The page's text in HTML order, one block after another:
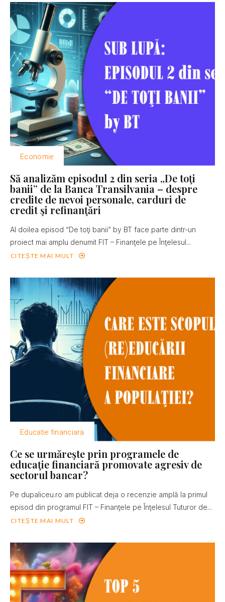
Economie
Să analizăm episodul 2 din seria „De toţi
banii” de la Banca Transilvania – despre
credite de nevoi personale, carduri de
credit şi refinanţări
Al doilea episod “De toţi banii” by BT face parte dintr-un
proiect mai amplu denumit FIT – Finanţele pe Înţelesul...
CITEȘTE MAI MULT
Educatie financiara
Ce se urmăreşte prin programele de
educaţie financiară promovate agresiv de
sectorul bancar?
Pe dupaliceu.ro am publicat deja o recenzie amplă la primul
episod din programul FIT – Finanţele pe Înţelesul Tuturor de...
CITEȘTE MAI MULT